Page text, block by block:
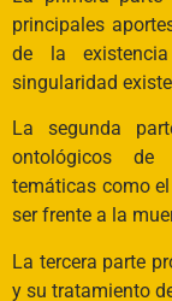
principales
de la
singularidad
La segunda
ontológicos de
temáticas como
ser frente a la
La tercera parte
y su tratamiento